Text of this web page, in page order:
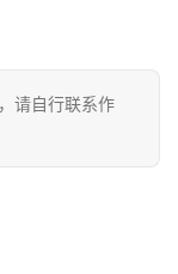
请自行联系作